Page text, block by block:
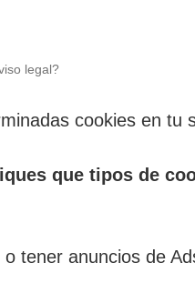
legal?
cookies en tu
que tipos de
tener anuncios de